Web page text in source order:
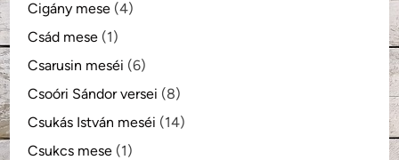
Cigány mese (4)
Csád mese (1)
Csarusin meséi (6)
Csoóri Sándor versei (8)
Csukás István meséi (14)
Csukcs mese (1)